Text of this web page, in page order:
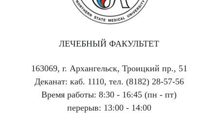
ЛЕЧЕБНЫЙ ФАКУЛЬТЕТ
163069, г. Архангельск, Троицкий пр., 51
Деканат: каб. 1110, тел. (8182) 28-57-56
Время работы: 8:30 - 16:45 (пн - пт)
перерыв: 13:00 - 14:00